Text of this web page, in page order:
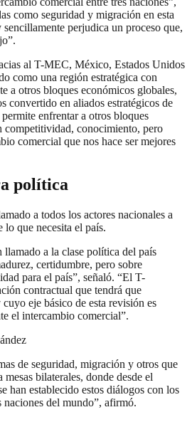
como seguridad y migración en esta
perjudica un proceso que,
al T-MEC, México, Estados Unidos
como una región estratégica con
a otros bloques económicos globales,
convertido en aliados estratégicos de
enfrentar a otros bloques
competitividad, conocimiento, pero
comercial que nos hace ser mejores
política
a todos los actores nacionales a
que necesita el país.
llamado a la clase política del país
certidumbre, pero sobre
para el país”, señaló. “El T-
contractual que tendrá que
eje básico de esta revisión es
el intercambio comercial”.
de seguridad, migración y otros que
bilaterales, donde desde el
han establecido estos diálogos con los
del mundo”, afirmó.